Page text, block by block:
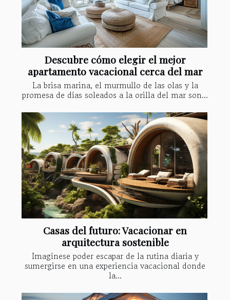
Descubre cómo elegir el mejor
apartamento vacacional cerca del mar
La brisa marina, el murmullo de las olas y la
promesa de días soleados a la orilla del mar son...
Casas del futuro: Vacacionar en
arquitectura sostenible
Imagínese poder escapar de la rutina diaria y
sumergirse en una experiencia vacacional donde
la...